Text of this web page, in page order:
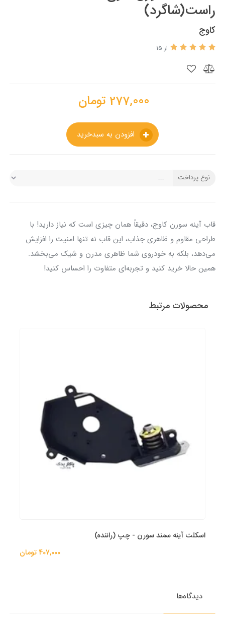
راست(شاگرد)
کاوج
از 15
277,000 تومان
نوع پرداخت
قاب آینه سورن کاوج، دقیقاً همان چیزی است که نیاز دارید! با
طراحی مقاوم و ظاهری جذاب، این قاب نه تنها امنیت را افزایش
می‌دهد، بلکه به خودروی شما ظاهری مدرن و شیک می‌بخشد.
همین حالا خرید کنید و تجربه‌ای متفاوت را احساس کنید!
محصولات مرتبط
اسکلت آینه سمند سورن - چپ (راننده)
407,000 تومان
دیدگاه‌ها